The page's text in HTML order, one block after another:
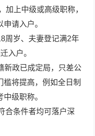
加上中级或高级职称，
请入户。
周岁、夫妻登记满2年
入户。
新政已成定局，只差公
将提高，例如全日制
级职称。
合条件者均可落户深